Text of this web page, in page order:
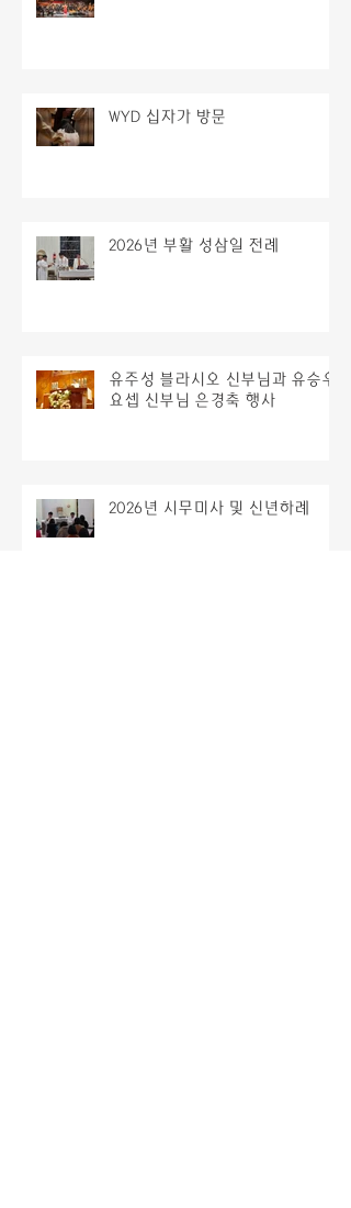
WYD 십자가 방문
2026년 부활 성삼일 전례
유주성 블라시오 신부님과 유승우
요셉 신부님 은경축 행사
2026년 시무미사 및 신년하례